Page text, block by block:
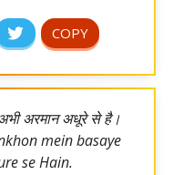
अरमान अधूरे से है।
mein basaye
se Hain.